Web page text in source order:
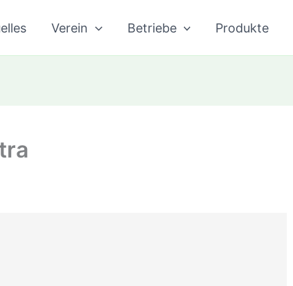
Verein Betriebe Produkte